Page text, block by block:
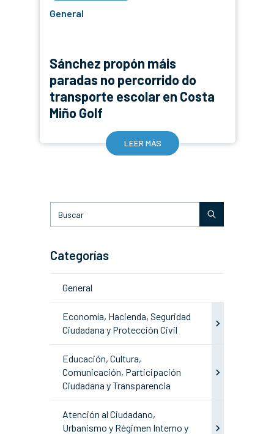
General
Sánchez propón máis
paradas no percorrido do
transporte escolar en Costa
Miño Golf
LEER MÁS
Categorías
General
Economía, Hacienda, Seguridad
Ciudadana y Protección Civil
Educación, Cultura,
Comunicación, Participación
Ciudadana y Transparencia
Atención al Ciudadano,
Urbanismo y Régimen Interno y